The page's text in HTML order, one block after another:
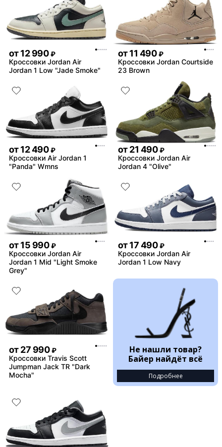
от12 990 ₽
Кроссовки Jordan Air
Jordan 1 Low "Jade Smoke"
от11 490 ₽
Кроссовки Jordan Courtside
23 Brown
от12 490 ₽
Кроссовки Air Jordan 1
"Panda" Wmns
от21 490 ₽
Кроссовки Jordan Air
Jordan 4 "Olive"
от15 990 ₽
Кроссовки Jordan Air
Jordan 1 Mid "Light Smoke
Grey"
от17 490 ₽
Кроссовки Jordan Air
Jordan 1 Low Navy
от27 990 ₽
Кроссовки Travis Scott
Jumpman Jack TR "Dark
Mocha"
Не нашли товар?
Байер найдёт всё
Подробнее